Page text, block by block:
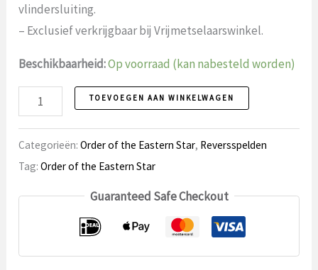
vlindersluiting.
– Exclusief verkrijgbaar bij Vrijmetselaarswinkel.
Beschikbaarheid:Op voorraad (kan nabesteld worden)
Reversspeld
126
Order
of
TOEVOEGEN AAN WINKELWAGEN
Categorieën:Order of the Eastern Star, Reversspelden
Tag:Order of the Eastern Star
Guaranteed Safe Checkout